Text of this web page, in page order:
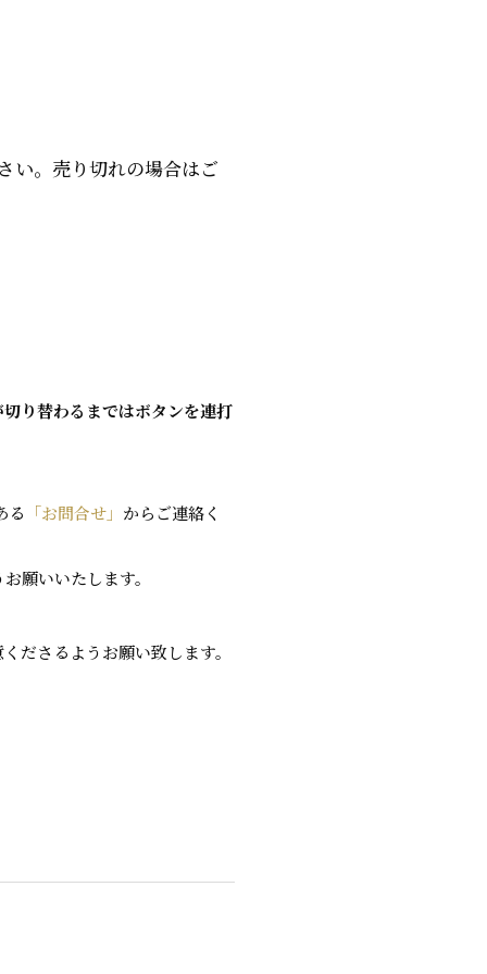
い。売り切れの場合はご
り替わるまではボタンを連打
る 「お問合せ」 からご連絡く
願いいたします。
ださるようお願い致します。